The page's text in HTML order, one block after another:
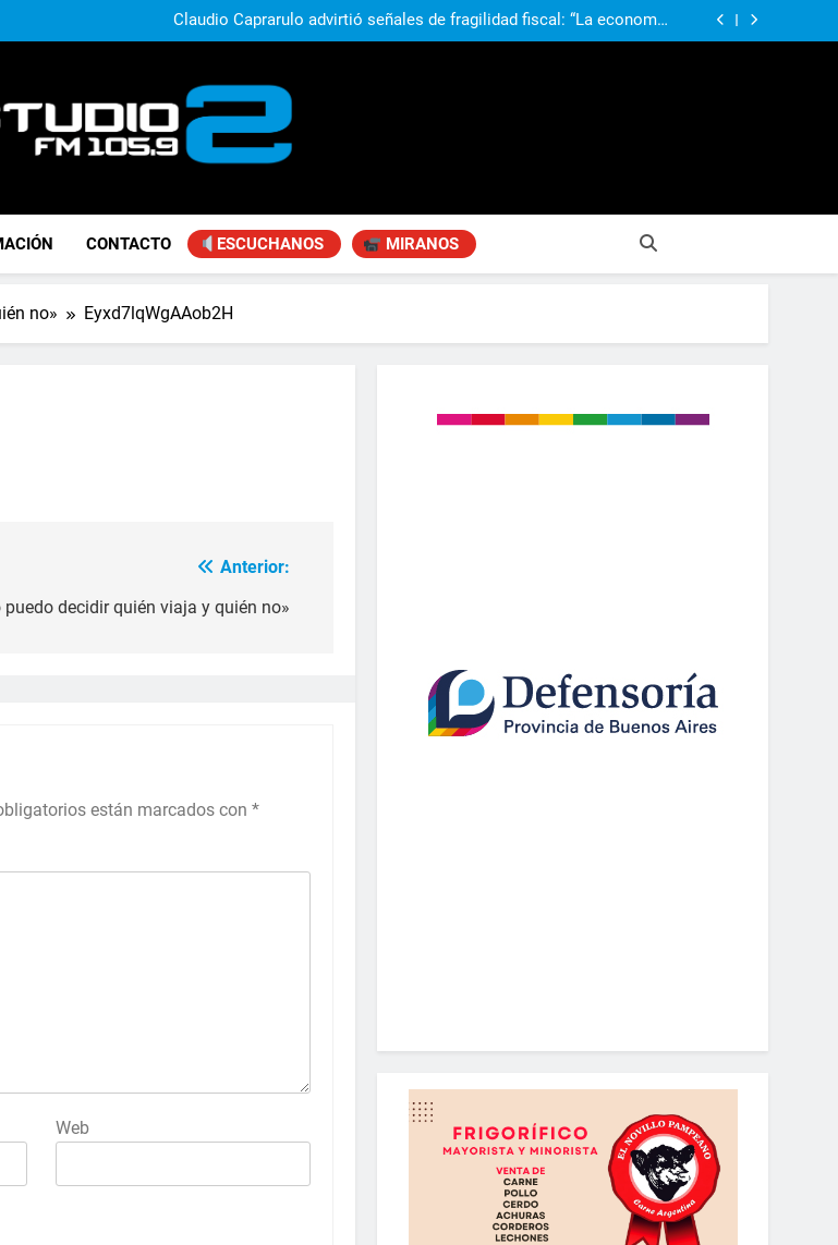
extranjeros y advirtió sobre otros cambios que considera «gravísimos»
Claudio Caprarulo advirtió señales de fragilidad fiscal: “La economía
muestra un problema que puede volver a generar déficit”
Carlos Linares afirmó que el Gobierno “tuvo que dar marcha atrás” con la
extranjeros y advirtió sobre otros cambios que considera «gravísimos»
Claudio Caprarulo advirtió señales de fragilidad fiscal: “La economía
muestra un problema que puede volver a generar déficit”
Carlos Linares afirmó que el Gobierno “tuvo que dar marcha atrás” con la
ley de tierras y advirtió un cambio de clima político entre los gobernadores
Paco Olveira cuestionó la visita de León XIV a la Argentina: “Hubiera
2
CONTACTO ESCUCHANOS MIRANOS
no» Eyxd7lqWgAAob2H
Anterior:
puedo decidir quién viaja y quién no»
están marcados con *
Web